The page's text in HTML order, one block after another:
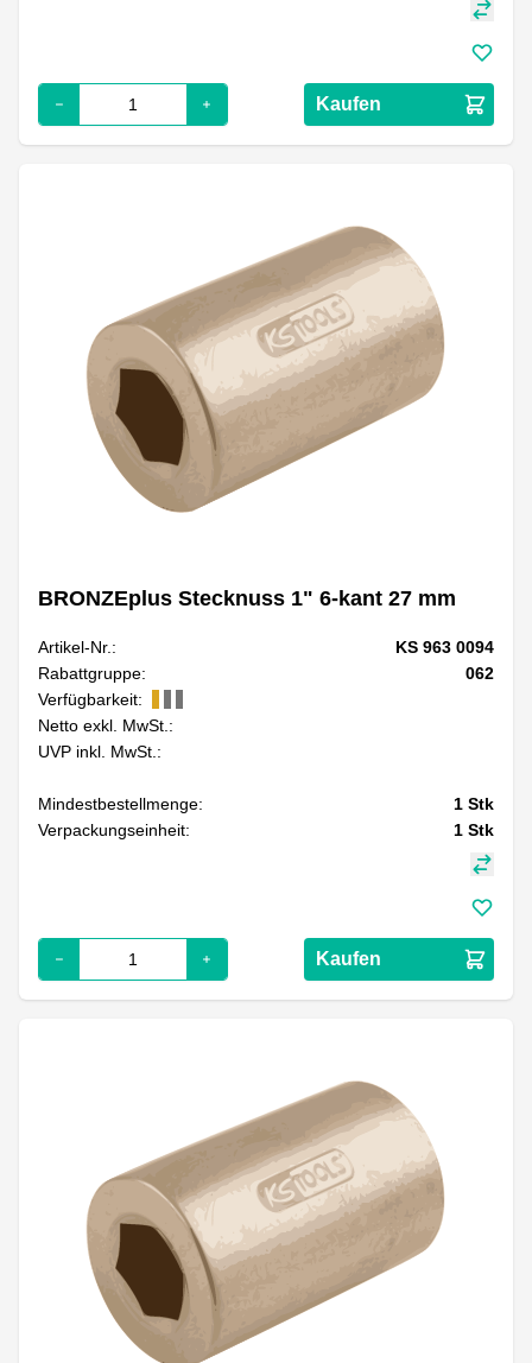
Kaufen
BRONZEplus Stecknuss 1" 6-kant 27 mm
Artikel-Nr.:
KS 963 0094
Rabattgruppe:
062
Verfügbarkeit:
Netto exkl. MwSt.:
UVP inkl. MwSt.:
Mindestbestellmenge: 1 Stk
Verpackungseinheit:
1 Stk
Kaufen